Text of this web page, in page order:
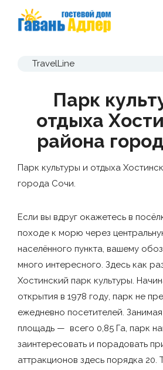
TravelLine
Парк
отдыха
района
Парк культуры и отдыха
города Сочи.
Если вы вдруг окажетесь в
походе к морю через
населённого пункта, вашему
много интересного. Здесь как
Хостинский парк культуры.
открытия в 1978 году, парк не
ежедневно посетителей.
площадь — всего 0,85 Га, парк
заинтересовать и порадовать
аттракционов здесь порядка